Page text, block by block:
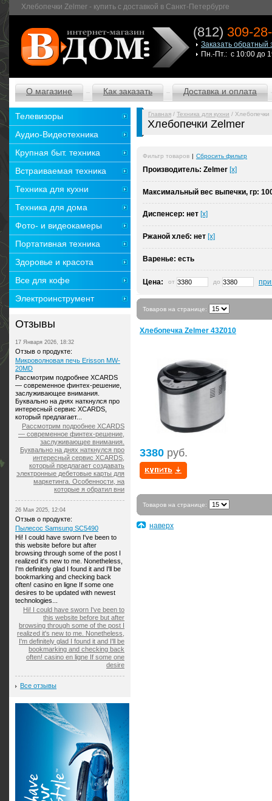
Хлебопечки Zelmer - купить с доставкой в Санкт-Петербурге
(812) 309-
Заказать обратный
Пн.-Пт.: с 10:00 до
О магазине Как заказать Доставка и оплата
Главная / Техника для кухни / Хлебопечки
Хлебопечки Zelmer
Фильтр товаров | Сбросить фильтр
Производитель: Zelmer [x]
Максимальный вес выпечки, гр:
Диспенсер: нет [x]
Ржаной хлеб: нет [x]
Варенье: есть
Цена: от до
Товаров на странице:
Хлебопечка Zelmer 43Z010
3380 руб.
Товаров на странице:
наверх
Телевизоры
Аудио-Видеотехника
Крупная быт. техника
Встраиваемая техника
Техника для кухни
Техника для дома
Фото- и видеокамеры
Портативная техника
Здоровье и красота
Все для кофе
Электроинструмент
Отзывы
17 Января 2026, 18:32
Отзыв о продукте:
Микроволновая печь Erisson MW-
20MD
Рассмотрим подробнее XCARDS
— современное финтех-решение,
заслуживающее внимания.
Буквально на днях наткнулся про
интересный сервис XCARDS,
который предлагает...
Рассмотрим подробнее XCARDS
— современное финтех-решение,
заслуживающее внимания.
Буквально на днях наткнулся про
интересный сервис XCARDS,
который предлагает создавать
электронные дебетовые карты для
маркетинга. Особенности, на
которые я обратил вни
26 Мая 2025, 12:04
Отзыв о продукте:
Пылесос Samsung SC5490
Hi! I could have sworn I've been to
this website before but after
browsing through some of the post I
realized it's new to me. Nonetheless,
I'm definitely glad I found it and I'll be
bookmarking and checking back
often! casino en ligne If some one
desires to be updated with newest
technologies...
Hi! I could have sworn I've been to
this website before but after
browsing through some of the post I
realized it's new to me. Nonetheless,
I'm definitely glad I found it and I'll be
bookmarking and checking back
often! casino en ligne If some one
desire
Все отзывы